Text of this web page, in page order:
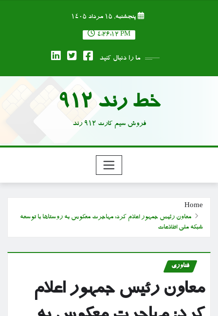
پنجشنبه, ۱۵ مرداد ۱۴۰۵
4:26:13 PM
ما را دنبال کنید
خط رند 912
فروش سیم کارت 912 رند
Home
معاون رئیس جمهور اعلام کرد: مهاجرت معکوس به روستاها با توسعه
شبکه ملی اطلاعات
فناوری
معاون رئیس جمهور اعلام